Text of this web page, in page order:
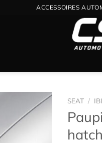
ACCESSOIRES
SEAT /